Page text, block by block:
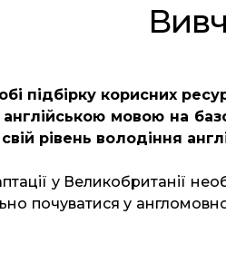
підбірку корисних
англійською мовою на
рівень володіння
у Великобританії
почуватися у